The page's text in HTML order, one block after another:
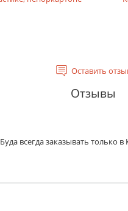
Оставить
Отзывы
всегда заказывать только